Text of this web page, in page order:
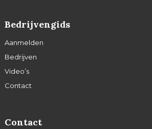
Bedrijvengids
Aanmelden
Bedrijven
Video’s
Contact
Contact